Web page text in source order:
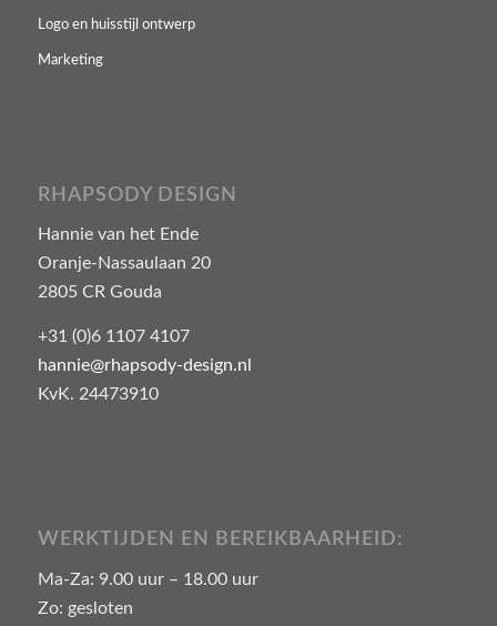
Logo en huisstijl ontwerp
Marketing
RHAPSODY DESIGN
Hannie van het Ende
Oranje-Nassaulaan 20
2805 CR Gouda
+31 (0)6 1107 4107
hannie@rhapsody-design.nl
KvK. 24473910
WERKTIJDEN EN BEREIKBAARHEID:
Ma-Za: 9.00 uur – 18.00 uur
Zo: gesloten